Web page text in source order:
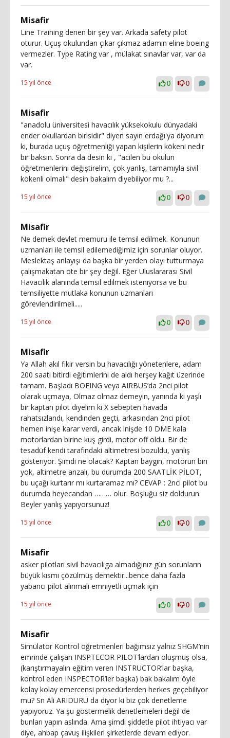
Misafir
Line Training denen bir şey var. Arkada safety pilot
oturur. Uçuş okulundan çıkar çıkmaz adamın eline boeing
vermezler. Type Rating var , mülakat sınavlar var, var da
var.
15 yıl önce 0 0
Misafir
"anadolu üniversitesi havacılık yüksekokulu dünyadaki
ender okullardan birisidir" diyen sayın erdağı'ya diyorum
ki, burada uçuş öğretmenliği yapan kişilerin kökeni nedir
bir baksın. Sonra da desin ki , "acilen bu okulun
öğretmenlerini değiştirelim, çok yanlış, tamamıyla sivil
kökenli olmalı" desin bakalım diyebiliyor mu ?...
15 yıl önce 0 0
Misafir
Ne demek devlet memuru ile temsil edilmek. Konunun
uzmanları ile temsil edilemediğimiz için sorunlar oluyor.
Meslektaş anlayışı da başka bir yerden olayı tutturmaya
çalışmakatan öte bir şey değil. Eğer Uluslararası Sivil
Havacılık alanında temsil edilmek isteniyorsa ve bu
temsiliyette mutlaka konunun uzmanları
görevlendirilmeli.....
15 yıl önce 0 0
Misafir
Ya Allah akıl fikir versin bu havacılığı yönetenlere, adam
200 saati bitirdi eğitimlerini de aldı herşey kağıt üzerinde
tamam. Başladı BOEING veya AIRBUS’da 2nci pilot
olarak uçmaya, Olmaz olmaz demeyin, yanında ki yaşlı
bir kaptan pilot diyelim ki X sebepten havada
rahatsızlandı, kendinden geçti, arkasından 2nci pilot
hemen inişe karar verdi, ancak inişde 10 DME kala
motorlardan birine kuş girdi, motor off oldu. Bir de
tesadüf kendi tarafındaki altimetresi bozuldu, yanlış
gösteriyor. Şimdi ne olacak? Kaptan baygın, motorun biri
yok, altimetre arızalı, bu durumda 200 SAATLİK PİLOT,
bu uçağı kurtarır mı kurtaramaz mı? CEVAP : 2nci pilot bu
durumda heyecandan ……… olur. Boşluğu siz doldurun.
Beyler yanlış yapıyorsunuz!
15 yıl önce 0 0
Misafir
asker pilotları sivil havacılıga almadığınız gün sorunların
büyük kısmı çözülmüş demektir...bence daha fazla
yabancı pilot alınmalı emniyetli uçmak için
15 yıl önce 0 0
Misafir
Simülatör Kontrol öğretmenleri bağımsız yalnız SHGM’nin
emrinde çalışan INSPTECOR PILOT’lardan oluşmuş olsa,
(karıştırmayalın eğitim veren INSTRUCTOR’lar başka,
kontrol eden INSPECTOR’ler başka) bak bakalım öyle
kolay kolay emercensi prosedürlerden herkes geçebiliyor
mu? Sn Ali ARIDURU da diyor ki biz çok denetleme
yapıyoruz. Ya şu göstermelik denetlemeleri değil de
bunları yapın aslında. Ama şimdi şiddetle pilot ihtiyacı var
diye, ahbap çavuş ilişkileri şirketlerde devam ediyor.